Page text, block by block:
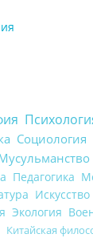
Социология
Педагогика
Искусство
Экология
Китайская